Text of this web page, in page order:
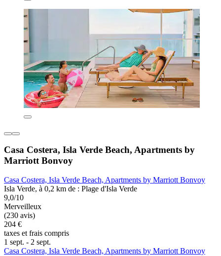
Casa Costera, Isla Verde Beach, Apartments by
Marriott Bonvoy
Casa Costera, Isla Verde Beach, Apartments by Marriott Bonvoy
Isla Verde, à 0,2 km de : Plage d'Isla Verde
9,0/10
Merveilleux
(230 avis)
204 €
taxes et frais compris
1 sept. - 2 sept.
Casa Costera, Isla Verde Beach, Apartments by Marriott Bonvoy